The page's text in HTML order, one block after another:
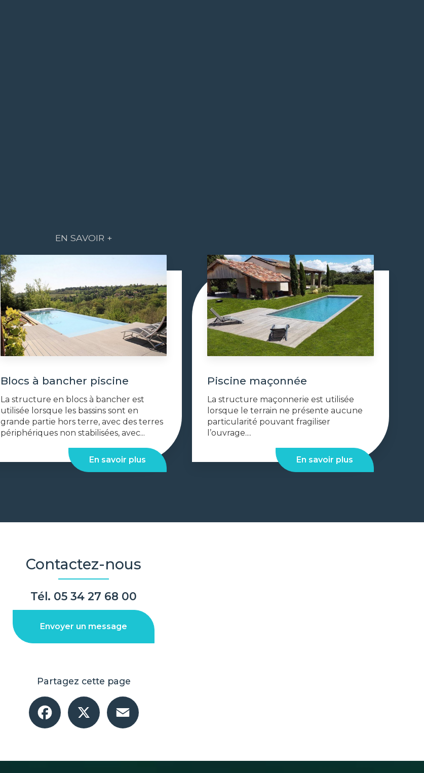
EN SAVOIR +
Blocs à bancher piscine
La structure en blocs à bancher est
utilisée lorsque les bassins sont en
grande partie hors terre, avec des terres
périphériques non stabilisées, avec...
En savoir plus
Piscine maçonnée
La structure maçonnerie est utilisée
lorsque le terrain ne présente aucune
particularité pouvant fragiliser
l’ouvrage....
En savoir plus
Contactez-nous
Tél. 05 34 27 68 00
Envoyer un message
Partagez cette page
Facebook